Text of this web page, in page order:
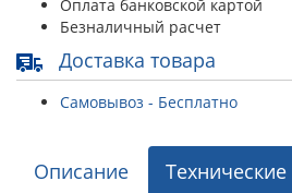
Оплата банковской картой
Безналичный расчет
Доставка товара
Самовывоз - Бесплатно
Описание
Технические